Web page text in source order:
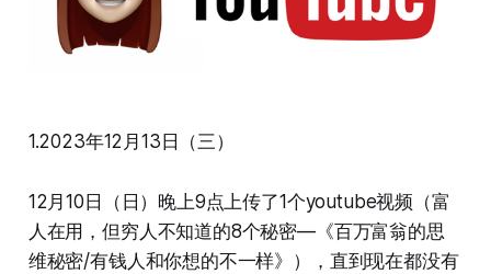
1.2023年12月13日（三）
12月10日（日）晚上9点上传了1个youtube视频（富
人在用，但穷人不知道的8个秘密—《百万富翁的思
维秘密/有钱人和你想的不一样》），直到现在都没有